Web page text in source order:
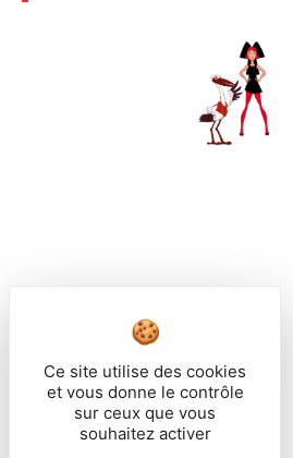
Ce site utilise des cookies
et vous donne le contrôle
sur ceux que vous
souhaitez activer